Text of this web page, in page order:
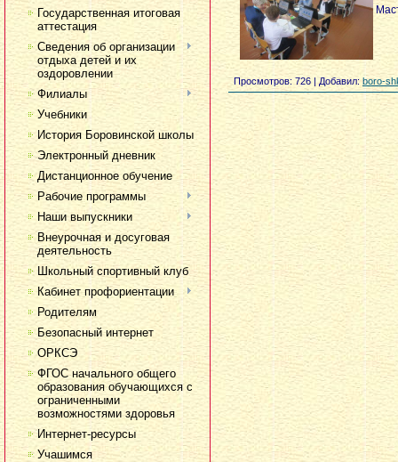
Государственная итоговая
аттестация
Сведения об организации
отдыха детей и их
оздоровлении
Филиалы
Учебники
История Боровинской школы
Электронный дневник
Дистанционное обучение
Рабочие программы
Наши выпускники
Внеурочная и досуговая
деятельность
Школьный спортивный клуб
Кабинет профориентации
Родителям
Безопасный интернет
ОРКСЭ
ФГОС начального общего
образования обучающихся с
ограниченными
возможностями здоровья
Интернет-ресурсы
Учашимся
Просмотров: 726 |Добавил: boro-